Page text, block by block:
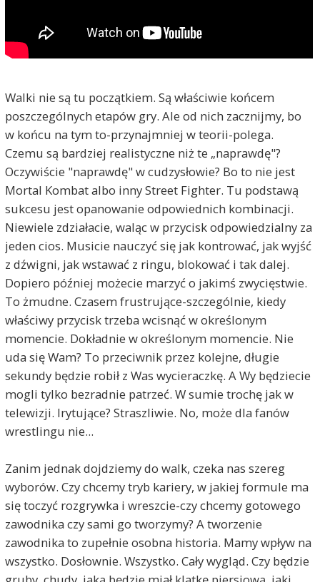
Walki nie są tu początkiem. Są właściwie końcem
poszczególnych etapów gry. Ale od nich zacznijmy, bo
w końcu na tym to-przynajmniej w teorii-polega.
Czemu są bardziej realistyczne niż te „naprawdę"?
Oczywiście "naprawdę" w cudzysłowie? Bo to nie jest
Mortal Kombat albo inny Street Fighter. Tu podstawą
sukcesu jest opanowanie odpowiednich kombinacji.
Niewiele zdziałacie, waląc w przycisk odpowiedzialny za
jeden cios. Musicie nauczyć się jak kontrować, jak wyjść
z dźwigni, jak wstawać z ringu, blokować i tak dalej.
Dopiero później możecie marzyć o jakimś zwycięstwie.
To żmudne. Czasem frustrujące-szczególnie, kiedy
właściwy przycisk trzeba wcisnąć w określonym
momencie. Dokładnie w określonym momencie. Nie
uda się Wam? To przeciwnik przez kolejne, długie
sekundy będzie robił z Was wycieraczkę. A Wy będziecie
mogli tylko bezradnie patrzeć. W sumie trochę jak w
telewizji. Irytujące? Straszliwie. No, może dla fanów
wrestlingu nie...
Zanim jednak dojdziemy do walk, czeka nas szereg
wyborów. Czy chcemy tryb kariery, w jakiej formule ma
się toczyć rozgrywka i wreszcie-czy chcemy gotowego
zawodnika czy sami go tworzymy? A tworzenie
zawodnika to zupełnie osobna historia. Mamy wpływ na
wszystko. Dosłownie. Wszystko. Cały wygląd. Czy będzie